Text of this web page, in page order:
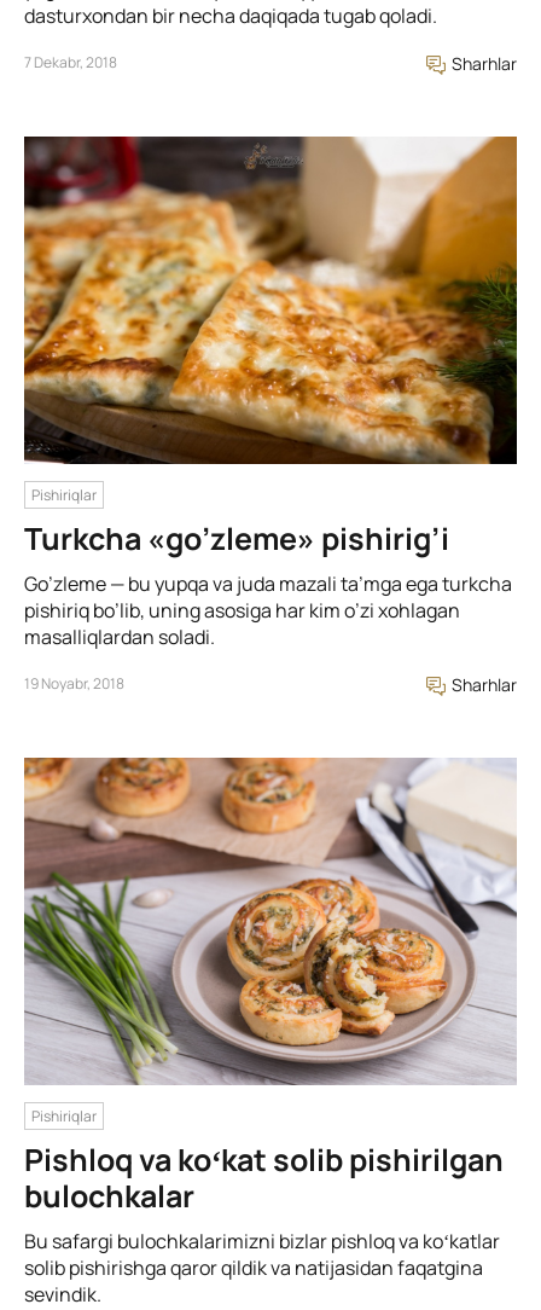
dasturxondan bir necha daqiqada tugab qoladi.
7 Dekabr, 2018 Sharhlar
Pishiriqlar
Turkcha «go’zleme» pishirig’i
Go’zleme — bu yupqa va juda mazali ta’mga ega turkcha
pishiriq bo’lib, uning asosiga har kim o’zi xohlagan
masalliqlardan soladi.
19 Noyabr, 2018 Sharhlar
Pishiriqlar
Pishloq va koʻkat solib pishirilgan
bulochkalar
Bu safargi bulochkalarimizni bizlar pishloq va koʻkatlar
solib pishirishga qaror qildik va natijasidan faqatgina
sevindik.